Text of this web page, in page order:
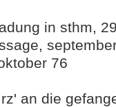
in sthm,
76
an die